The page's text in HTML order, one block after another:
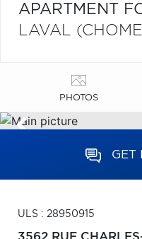
APARTMENT
LAVAL
PHOTOS
GET
ULS : 28950915